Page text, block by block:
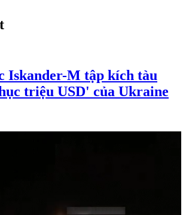
Iskander-M tập kích tàu
triệu USD' của Ukraine